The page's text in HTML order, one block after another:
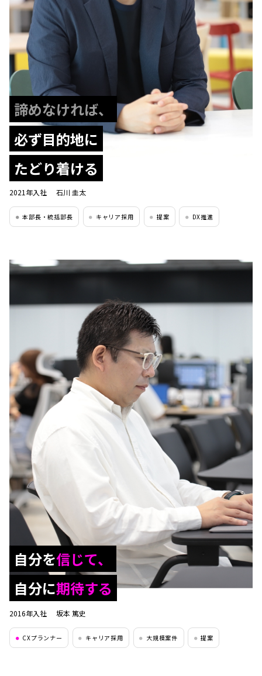
諦めなければ、
必ず目的地に
たどり着ける
2021年入社 石川 圭太
● 本部長・統括部長 ● キャリア採用 ● 提案 ● DX推進
自分を信じて、
自分に期待する
2016年入社 坂本 篤史
● CXプランナー ● キャリア採用 ● 大規模案件 ● 提案